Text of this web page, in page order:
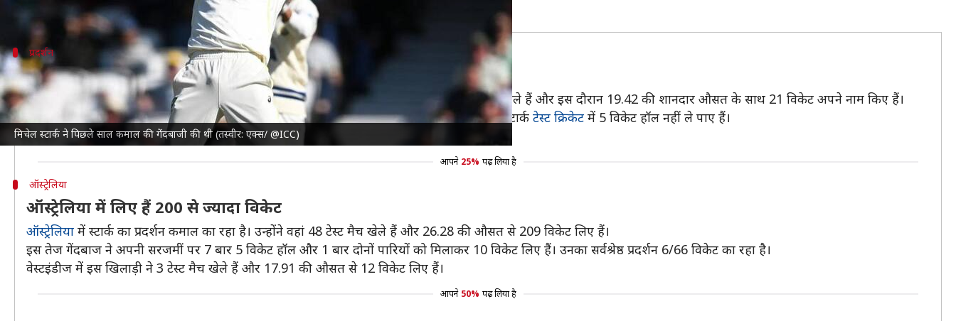
मिचेल स्टार्क ने पिछले साल कमाल की गेंदबाजी की थी (तस्वीर: एक्स/ @ICC)
प्रदर्शन
वेस्टइंडीज के खिलाफ कैसा रहा है स्टार्क का प्रदर्शन?
स्टार्क
ने वेस्टइंडीज के खिलाफ पहला टेस्ट मैच साल 2012 में खेला था। उन्होंने अब तक 5 टेस्ट मुकाबले खेले हैं और इस दौरान 19.42 की शानदार औसत के साथ 21 विकेट अपने नाम किए हैं।
स्टार्क का सर्वश्रेष्ठ प्रदर्शन 4/28 का रहा है। भारत और वेस्टइंडीज ही बस ऐसी 2 टीम है, जिसके खिलाफ स्टार्क टेस्ट क्रिकेट में 5 विकेट हॉल नहीं ले पाए हैं।
ऐसे में स्टार्क के पास यह यह कारनामा करने का सुनहरा मौका भी है।
आपने 25% पढ़ लिया है
ऑस्ट्रेलिया
ऑस्ट्रेलिया में लिए हैं 200 से ज्यादा विकेट
ऑस्ट्रेलिया में स्टार्क का प्रदर्शन कमाल का रहा है। उन्होंने वहां 48 टेस्ट मैच खेले हैं और 26.28 की औसत से 209 विकेट लिए हैं।
इस तेज गेंदबाज ने अपनी सरजमीं पर 7 बार 5 विकेट हॉल और 1 बार दोनों पारियों को मिलाकर 10 विकेट लिए हैं। उनका सर्वश्रेष्ठ प्रदर्शन 6/66 विकेट का रहा है।
वेस्टइंडीज में इस खिलाड़ी ने 3 टेस्ट मैच खेले हैं और 17.91 की औसत से 12 विकेट लिए हैं।
आपने 50% पढ़ लिया है